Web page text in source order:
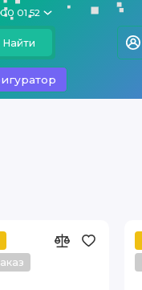
01 52
Найти